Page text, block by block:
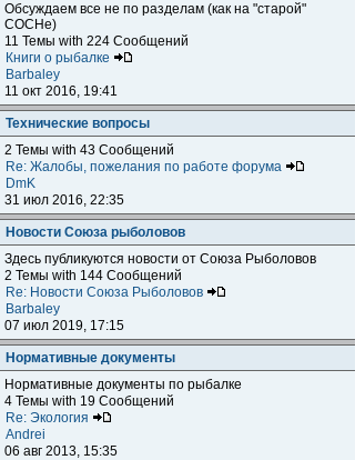
Обсуждаем все не по разделам (как на "старой"
СОСНе)
11 Темы with 224 Сообщений
Книги о рыбалке
Barbaley
11 окт 2016, 19:41
Технические вопросы
2 Темы with 43 Сообщений
Re: Жалобы, пожелания по работе форума
DmK
31 июл 2016, 22:35
Новости Союза рыболовов
Здесь публикуются новости от Союза Рыболовов
2 Темы with 144 Сообщений
Re: Новости Союза Рыболовов
Barbaley
07 июл 2019, 17:15
Нормативные документы
Нормативные документы по рыбалке
4 Темы with 19 Сообщений
Re: Экология
Andrei
06 авг 2013, 15:35